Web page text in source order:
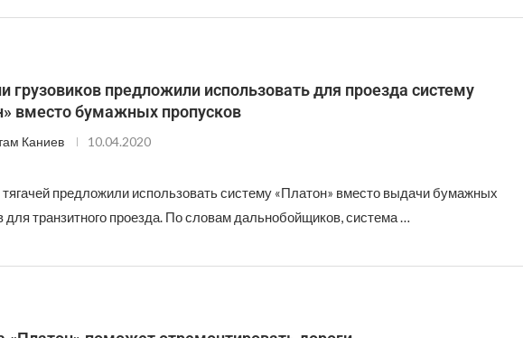
грузовиков предложили использовать для проезда систему
вместо бумажных пропусков
Каниев 10.04.2020
предложили использовать систему «Платон» вместо выдачи бумажных
для транзитного проезда. По словам дальнобойщиков, система …